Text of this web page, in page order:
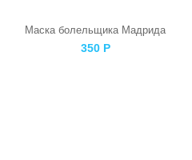
Маска болельщика Мадрида
350 Р